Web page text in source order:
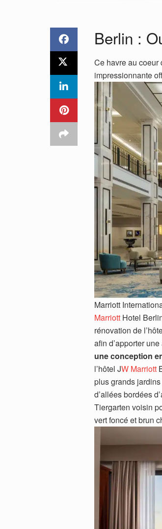
Berlin :
Ce havre au coeur
impressionnante
Marriott
Marriott Hotel
rénovation de
afin d’apporter
une conception
l’hôtel JW Marriott
plus grands
d’allées bordées
Tiergarten voisin
vert foncé et brun